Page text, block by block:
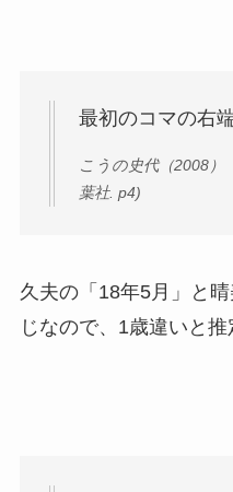
最初のコマの右
こうの史代（2008）
葉社. p4)
久夫の「18年5月」と
じなので、1歳違いと推